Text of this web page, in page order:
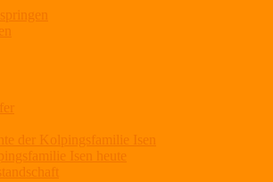
der Kolpingsfamilie Isen
Isen heute